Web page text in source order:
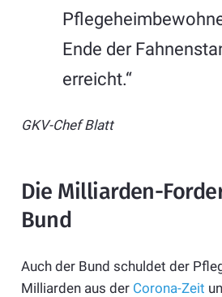
Ende der
erreicht.“
GKV-Chef Blatt
Die Milliarden-
Bund
Auch der Bund schuldet der
Milliarden aus der Corona-Zeit